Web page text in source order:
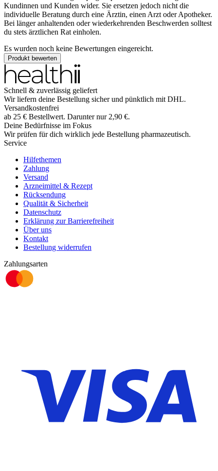
Kundinnen und Kunden wider. Sie ersetzen jedoch nicht die
individuelle Beratung durch eine Ärztin, einen Arzt oder Apotheker.
Bei länger anhaltenden oder wiederkehrenden Beschwerden solltest
du stets ärztlichen Rat einholen.
Es wurden noch keine Bewertungen eingereicht.
Produkt bewerten
Schnell & zuverlässig geliefert
Wir liefern deine Bestellung sicher und pünktlich mit DHL.
Versandkostenfrei
ab 25 € Bestellwert. Darunter nur 2,90 €.
Deine Bedürfnisse im Fokus
Wir prüfen für dich wirklich jede Bestellung pharmazeutisch.
Service
Hilfethemen
Zahlung
Versand
Arzneimittel & Rezept
Rücksendung
Qualität & Sicherheit
Datenschutz
Erklärung zur Barrierefreiheit
Über uns
Kontakt
Bestellung widerrufen
Zahlungsarten